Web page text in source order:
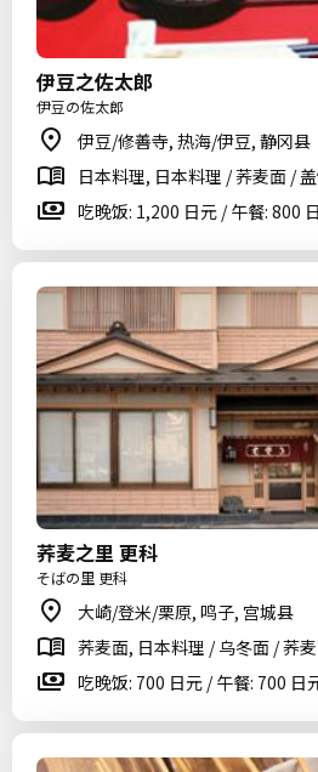
伊豆之佐太郎
伊豆の佐太郎
伊豆/修善寺, 热海/伊豆, 静冈县
日本料理, 日本料理 / 荞麦面 /
吃晚饭: 1,200 日元 / 午餐: 800
荞麦之里 更科
そばの里 更科
大崎/登米/栗原, 鸣子, 宫城县
荞麦面, 日本料理 / 乌冬面 / 荞
吃晚饭: 700 日元 / 午餐: 700 日